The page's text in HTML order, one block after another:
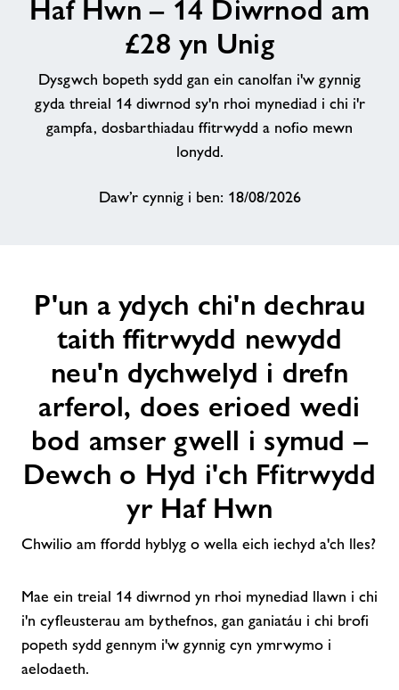
Cysylltwch â ni
Amdanon ni
Haf Hwn – 14 Diwrnod am
£28 yn Unig
Dysgwch bopeth sydd gan ein canolfan i'w gynnig
gyda threial 14 diwrnod sy'n rhoi mynediad i chi i'r
gampfa, dosbarthiadau ffitrwydd a nofio mewn
lonydd.
Daw’r cynnig i ben: 18/08/2026
P'un a ydych chi'n dechrau
taith ffitrwydd newydd
neu'n dychwelyd i drefn
arferol, does erioed wedi
bod amser gwell i symud –
Dewch o Hyd i'ch Ffitrwydd
yr Haf Hwn
Chwilio am ffordd hyblyg o wella eich iechyd a'ch lles?
Mae ein treial 14 diwrnod yn rhoi mynediad llawn i chi
i'n cyfleusterau am bythefnos, gan ganiatáu i chi brofi
popeth sydd gennym i'w gynnig cyn ymrwymo i
aelodaeth.